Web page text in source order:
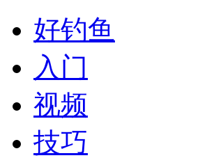
好钓鱼
入门
视频
技巧